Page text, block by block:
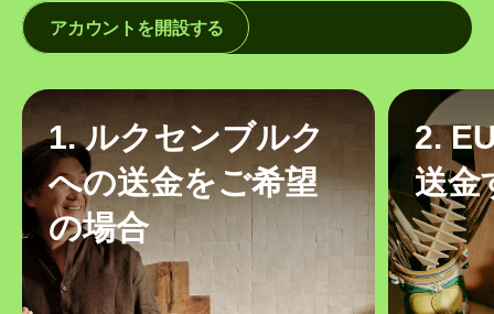
アカウントを開設する
1. ルクセンブルク
への送金をご希望
の場合
2.
送金